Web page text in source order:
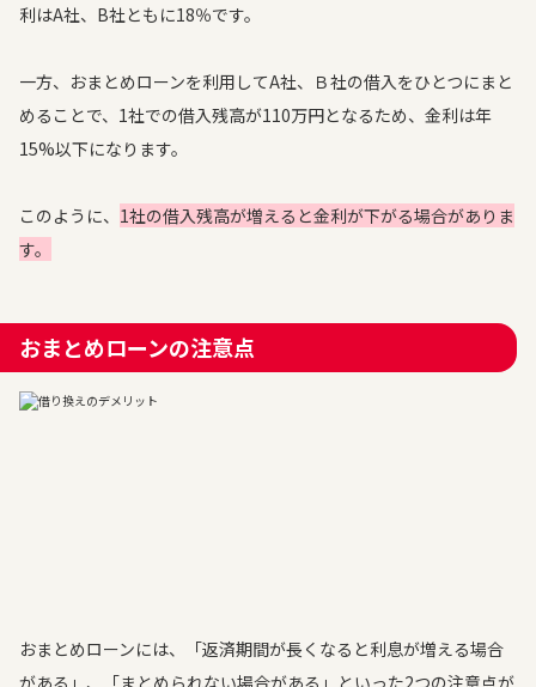
利はA社、B社ともに18％です。
一方、おまとめローンを利用してA社、Ｂ社の借入をひとつにまと
めることで、1社での借入残高が110万円となるため、金利は年
15%以下になります。
このように、 1社の借入残高が増えると金利が下がる場合がありま
す。
おまとめローンの注意点
おまとめローンには、「返済期間が長くなると利息が増える場合
がある」、「まとめられない場合がある」といった2つの注意点が